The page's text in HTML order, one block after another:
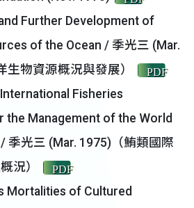
Further Development of
of the Ocean / 季光三 (Mar.
生物資源概況與發展）
PDF
Fisheries
the Management of the World
季光三 (Mar. 1975)（鮪類國際
況）
PDF
Mortalities of Cultured